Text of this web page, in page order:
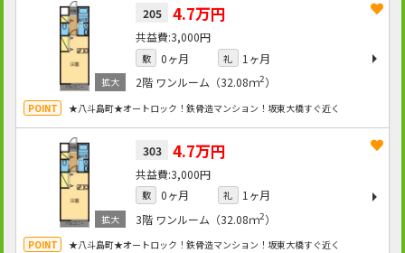
205 4.7万円
3,000円
敷 0ヶ月 礼
1ヶ月
2階 ワンルーム（32.08ｍ2）
★八斗島町★オートロック！鉄骨造マンション！坂東大橋すぐ近く
303 4.7万円
3,000円
敷 0ヶ月 礼
1ヶ月
3階 ワンルーム（32.08ｍ2）
★八斗島町★オートロック！鉄骨造マンション！坂東大橋すぐ近く